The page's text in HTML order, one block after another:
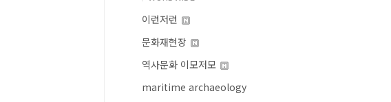
이런저런
문화재현장
역사문화 이모저모
maritime archaeology